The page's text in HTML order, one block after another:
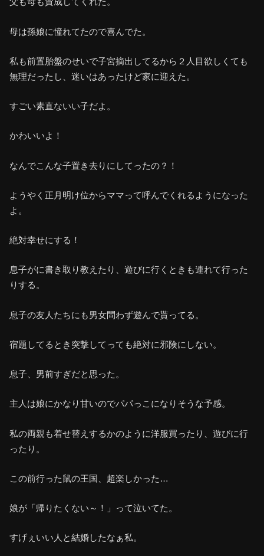
母は孫娘に憧れてたので喜んでた。
私も前置胎盤のせいで子宮摘出してるから２人目欲しくても
無理だったし、迷いはあったけど家に迎えた。
すごい素直ないい子だよ。
かわいいよ！
なんでこんな子置き去りにしてったの？！
ようやく正月明け位からママって呼んでくれるようになった
よ。
絶対幸せにする！
息子がに書き取り教えたり、遊びに行くときも連れて行った
りする。
息子の友人たちにも男女問わず遊んで貰ってる。
宿題してるとき突撃してっても絶対に邪険にしない。
息子、男前すぎだと思った。
主人は娘にかなり甘いのでパパっこになりそうな予感。
私の両親も着せ替えするかのように洋服買ったり、遊びに行
ったり。
この前行った鼠の王国、超楽しかった…
娘が「帰りたくない～！」って泣いてた。
すげぇいい人と結婚したなぁ私。